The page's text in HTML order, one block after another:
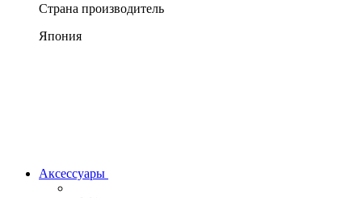
Страна производитель
Япония
Аксессуары